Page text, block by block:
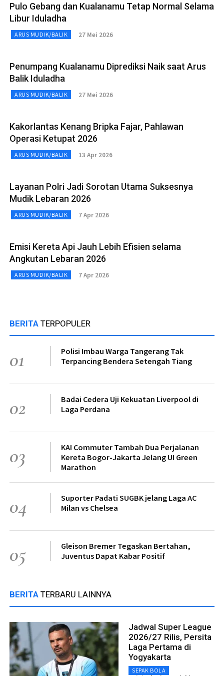
Pulo Gebang dan Kualanamu Tetap Normal Selama
Libur Iduladha
ARUS MUDIK/BALIK 27 Mei 2026
Penumpang Kualanamu Diprediksi Naik saat Arus
Balik Iduladha
ARUS MUDIK/BALIK 27 Mei 2026
Kakorlantas Kenang Bripka Fajar, Pahlawan
Operasi Ketupat 2026
ARUS MUDIK/BALIK 13 Apr 2026
Layanan Polri Jadi Sorotan Utama Suksesnya
Mudik Lebaran 2026
ARUS MUDIK/BALIK 7 Apr 2026
Emisi Kereta Api Jauh Lebih Efisien selama
Angkutan Lebaran 2026
ARUS MUDIK/BALIK 7 Apr 2026
BERITA TERPOPULER
01
Polisi Imbau Warga Tangerang Tak
Terpancing Bendera Setengah Tiang
02
Badai Cedera Uji Kekuatan Liverpool di
Laga Perdana
03
KAI Commuter Tambah Dua Perjalanan
Kereta Bogor-Jakarta Jelang UI Green
Marathon
04
Suporter Padati SUGBK jelang Laga AC
Milan vs Chelsea
05
Gleison Bremer Tegaskan Bertahan,
Juventus Dapat Kabar Positif
BERITA TERBARU LAINNYA
Jadwal Super League
2026/27 Rilis, Persita
Laga Pertama di
Yogyakarta
SEPAK BOLA